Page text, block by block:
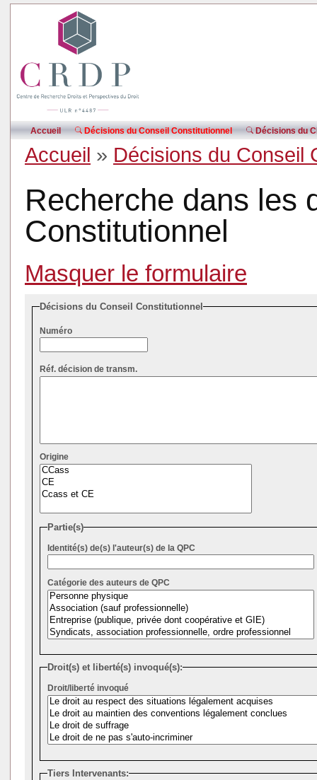
Accueil Décisions du Conseil Constitutionnel Décisions du
Accueil » Décisions du Conseil
Recherche dans les
Constitutionnel
Masquer le formulaire
Décisions du Conseil Constitutionnel
Numéro
Réf. décision de transm.
Origine
Partie(s)
Identité(s) de(s) l'auteur(s) de la QPC
Catégorie des auteurs de QPC
Droit(s) et liberté(s) invoqué(s):
Droit/liberté invoqué
Tiers Intervenants: